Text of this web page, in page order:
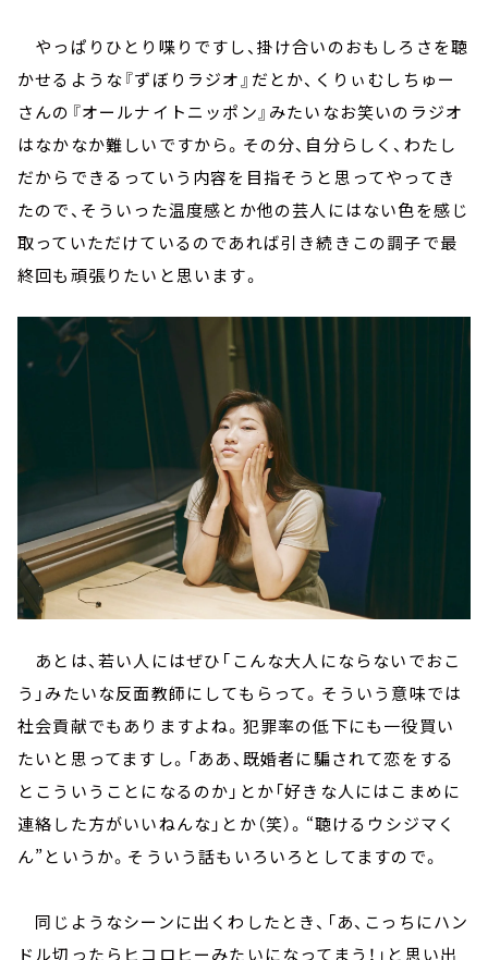
やっぱりひとり喋りですし、掛け合いのおもしろさを聴
かせるような『ずぼりラジオ』だとか、くりぃむしちゅー
さんの『オールナイトニッポン』みたいなお笑いのラジオ
はなかなか難しいですから。その分、自分らしく、わたし
だからできるっていう内容を目指そうと思ってやってき
たので、そういった温度感とか他の芸人にはない色を感じ
取っていただけているのであれば引き続きこの調子で最
終回も頑張りたいと思います。
あとは、若い人にはぜひ「こんな大人にならないでおこ
う」みたいな反面教師にしてもらって。そういう意味では
社会貢献でもありますよね。犯罪率の低下にも一役買い
たいと思ってますし。「ああ、既婚者に騙されて恋をする
とこういうことになるのか」とか「好きな人にはこまめに
連絡した方がいいねんな」とか（笑）。“聴けるウシジマく
ん”というか。そういう話もいろいろとしてますので。
同じようなシーンに出くわしたとき、「あ、こっちにハン
ドル切ったらヒコロヒーみたいになってまう！」と思い出